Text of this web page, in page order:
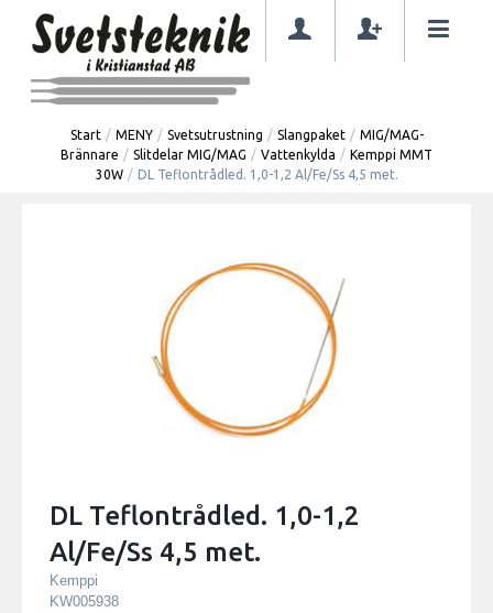
Start / MENY / Svetsutrustning / Slangpaket / MIG/MAG-
Brännare / Slitdelar MIG/MAG / Vattenkylda / Kemppi MMT
30W / DL Teflontrådled. 1,0-1,2 Al/Fe/Ss 4,5 met.
DL Teflontrådled. 1,0-1,2
Al/Fe/Ss 4,5 met.
Kemppi
KW005938